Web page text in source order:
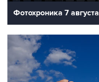
Фотохроника 7 августа